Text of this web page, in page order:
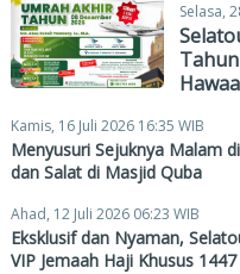
Selasa,
Kamis, 16 Juli 2026 16:35 WIB
Menyusuri Sejuknya Malam
dan Salat di Masjid Quba
Ahad, 12 Juli 2026 06:23 WIB
Eksklusif dan Nyaman,
VIP Jemaah Haji Khusus